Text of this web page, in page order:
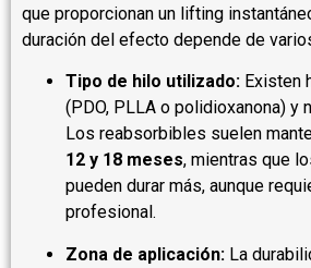
que proporcionan un lifting
duración del efecto depende de
Tipo de hilo utilizado: Existen
(PDO, PLLA o polidioxanona) y
Los reabsorbibles suelen
12 y 18 meses, mientras que
pueden durar más, aunque
profesional.
Zona de aplicación: La